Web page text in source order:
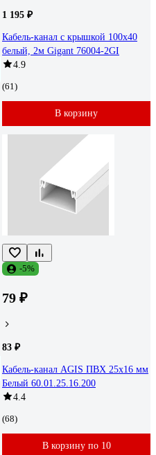
1 195 ₽
Кабель-канал с крышкой 100х40
белый, 2м Gigant 76004-2GI
4.9
(61)
В корзину
-5%
79 ₽
83 ₽
Кабель-канал AGIS ПВХ 25x16 мм
Белый 60.01.25.16.200
4.4
(68)
В корзину по 10